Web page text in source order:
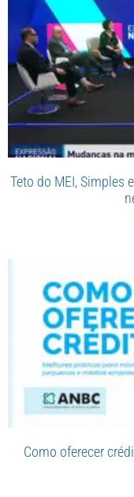
Teto do MEI, Simples
Como oferecer